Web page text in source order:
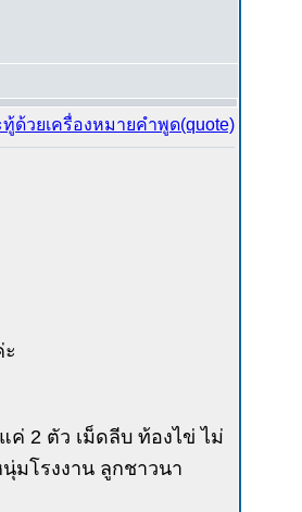
ค่ 2 ตัว เม็ดลีบ ท้องไข่ ไม่
มโรงงาน ลูกชาวนา